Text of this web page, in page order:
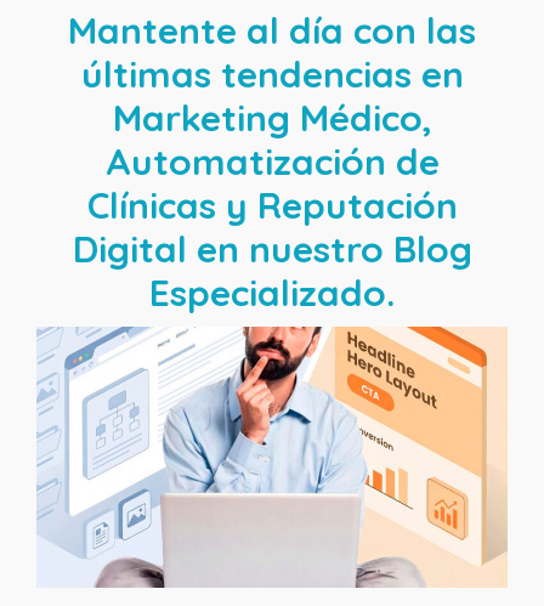
Mantente al día con las
últimas tendencias en
Marketing Médico,
Automatización de
Clínicas y Reputación
Digital en nuestro Blog
Especializado.